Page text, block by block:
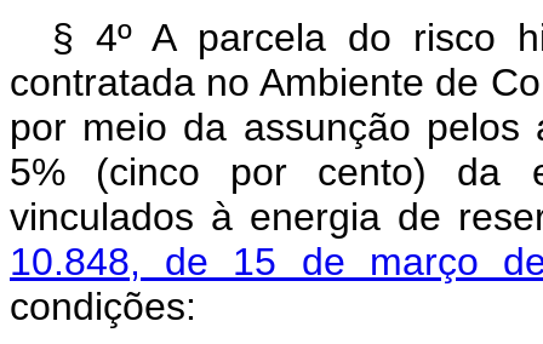
§ 4º A parcela do risco
contratada no Ambiente de
por meio da assunção
5% (cinco por cento) da
vinculados à energia de
10.848, de 15 de março
condições: